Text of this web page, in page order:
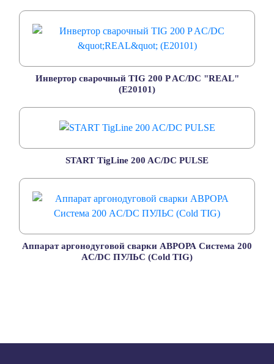
Инвертор сварочный TIG 200 P AC/DC "REAL"
(E20101)
START TigLine 200 AC/DC PULSE
Аппарат аргонодуговой сварки АВРОРА Система 200
AC/DC ПУЛЬС (Cold TIG)